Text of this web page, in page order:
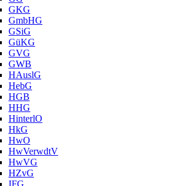
GKG
GmbHG
GSiG
GüKG
GVG
GWB
HAuslG
HebG
HGB
HHG
HinterlO
HkG
HwO
HwVerwdtV
HwVG
HZvG
IFG